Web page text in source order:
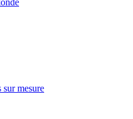
sur mesure